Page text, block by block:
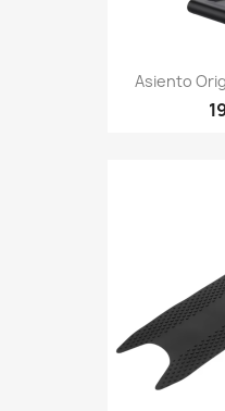
Asiento